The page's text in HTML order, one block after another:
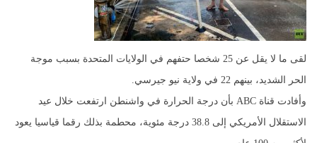
لقى ما لا يقل عن 25 شخصا حتفهم في الولايات المتحدة بسبب موجة
الحر الشديد، بينهم 22 في ولاية نيو جيرسي.
وأفادت قناة ABC بأن درجة الحرارة في واشنطن ارتفعت خلال عيد
الاستقلال الأمريكي إلى 38.8 درجة مئوية، محطمة بذلك رقما قياسيا يعود